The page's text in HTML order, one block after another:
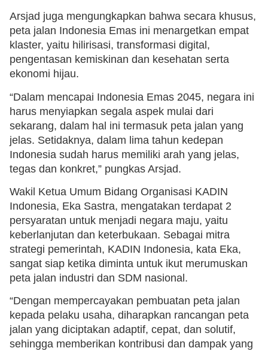
Arsjad juga mengungkapkan bahwa secara khusus,
peta jalan Indonesia Emas ini menargetkan empat
klaster, yaitu hilirisasi, transformasi digital,
pengentasan kemiskinan dan kesehatan serta
ekonomi hijau.
“Dalam mencapai Indonesia Emas 2045, negara ini
harus menyiapkan segala aspek mulai dari
sekarang, dalam hal ini termasuk peta jalan yang
jelas. Setidaknya, dalam lima tahun kedepan
Indonesia sudah harus memiliki arah yang jelas,
tegas dan konkret,” pungkas Arsjad.
Wakil Ketua Umum Bidang Organisasi KADIN
Indonesia, Eka Sastra, mengatakan terdapat 2
persyaratan untuk menjadi negara maju, yaitu
keberlanjutan dan keterbukaan. Sebagai mitra
strategi pemerintah, KADIN Indonesia, kata Eka,
sangat siap ketika diminta untuk ikut merumuskan
peta jalan industri dan SDM nasional.
“Dengan mempercayakan pembuatan peta jalan
kepada pelaku usaha, diharapkan rancangan peta
jalan yang diciptakan adaptif, cepat, dan solutif,
sehingga memberikan kontribusi dan dampak yang